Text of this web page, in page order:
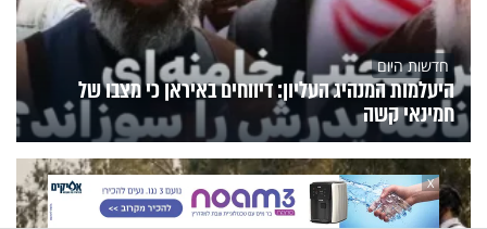
חדשות היום
היעלמות המנהיג העליון: דיווחים באיראן כי מצבו של
חמינאי קשה
X